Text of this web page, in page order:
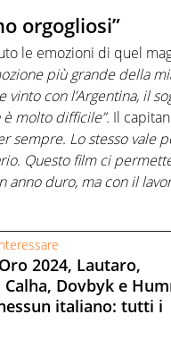
orgogliosi”
le emozioni di quel
più grande della
con l’Argentina, il
molto difficile”. Il
sempre. Lo stesso vale
Questo film ci
anno duro, ma con il
2024, Lautaro,
Dovbyk e
italiano: tutti i